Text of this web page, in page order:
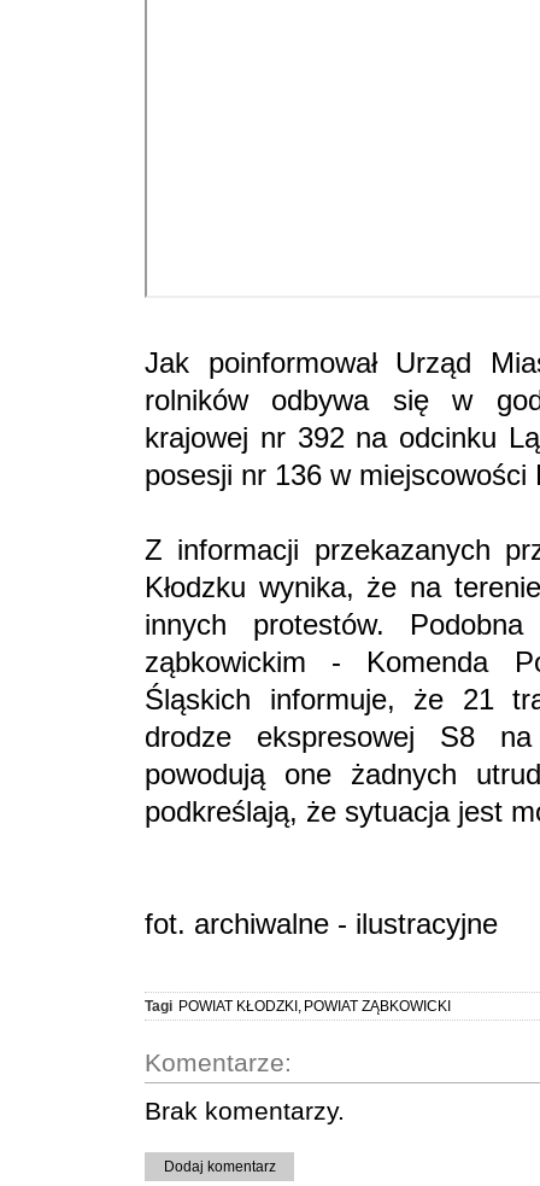
Jak poinformował Urząd
rolników odbywa się w
krajowej nr 392 na odcinku
posesji nr 136 w
Z informacji przekazanych
Kłodzku wynika, że na
innych protestów.
ząbkowickim - Komenda
Śląskich informuje, że 21
drodze ekspresowej S8
powodują one żadnych
podkreślają, że sytuacja jest
fot. archiwalne - ilustracyjne
Tagi POWIAT KŁODZKI , POWIAT ZĄBKOWICKI
Komentarze:
Brak komentarzy.
Dodaj komentarz